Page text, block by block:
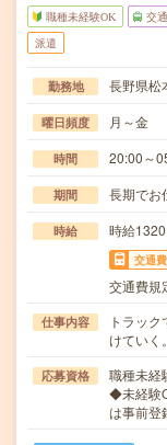
職種未経験OK 交
派遣
勤務地 長野県松
曜日頻度 月～金
時間 20:00～
期間 長期でお
時給 時給
交通費
交通費規
仕事内容
トラッ
けてい
応募資格
職種未経
◆未経験
は事前登